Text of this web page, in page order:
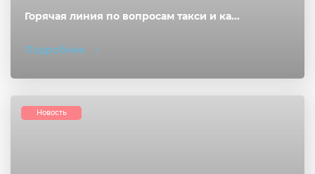
Горячая линия по вопросам такси и ка...
Подробнее
Новость